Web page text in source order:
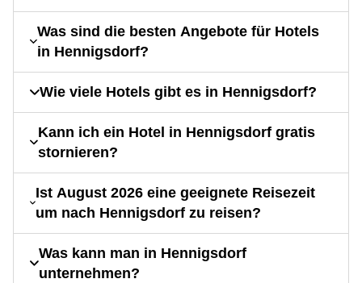
Was sind die besten Angebote für Hotels
in Hennigsdorf?
Wie viele Hotels gibt es in Hennigsdorf?
Kann ich ein Hotel in Hennigsdorf gratis
stornieren?
Ist August 2026 eine geeignete Reisezeit
um nach Hennigsdorf zu reisen?
Was kann man in Hennigsdorf
unternehmen?